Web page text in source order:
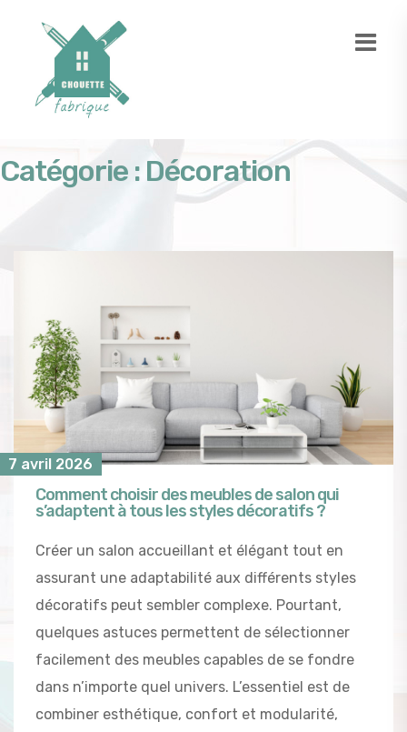
Catégorie : Décoration
7 avril 2026
Comment choisir des meubles de salon qui
s’adaptent à tous les styles décoratifs ?
Créer un salon accueillant et élégant tout en
assurant une adaptabilité aux différents styles
décoratifs peut sembler complexe. Pourtant,
quelques astuces permettent de sélectionner
facilement des meubles capables de se fondre
dans n’importe quel univers. L’essentiel est de
combiner esthétique, confort et modularité,